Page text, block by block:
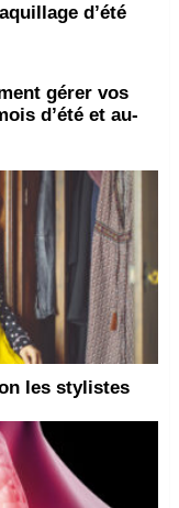
d’été
gérer vos
d’été et au-
les stylistes